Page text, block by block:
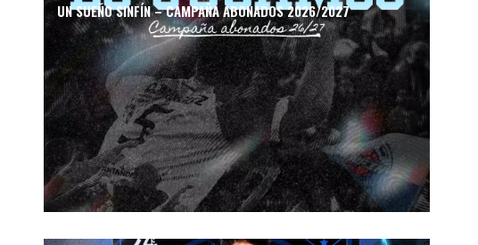
UN SUEÑO SINFÍN – CAMPAÑA ABONADOS 2026/2027